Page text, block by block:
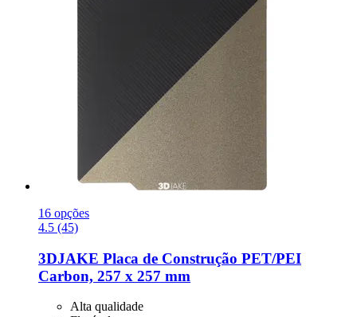
16 opções
4.5 (45)
3DJAKE Placa de Construção PET/PEI
Carbon, 257 x 257 mm
Alta qualidade